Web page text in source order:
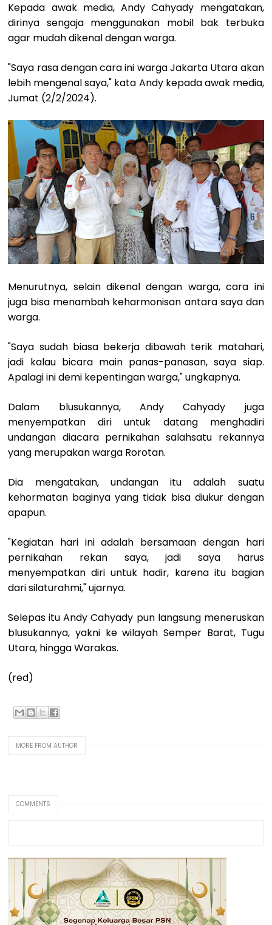
Kepada awak media, Andy Cahyady mengatakan,
dirinya sengaja menggunakan mobil bak terbuka
agar mudah dikenal dengan warga.
"Saya rasa dengan cara ini warga Jakarta Utara akan
lebih mengenal saya," kata Andy kepada awak media,
Jumat (2/2/2024).
Menurutnya, selain dikenal dengan warga, cara ini
juga bisa menambah keharmonisan antara saya dan
warga.
"Saya sudah biasa bekerja dibawah terik matahari,
jadi kalau bicara main panas-panasan, saya siap.
Apalagi ini demi kepentingan warga," ungkapnya.
Dalam blusukannya, Andy Cahyady juga
menyempatkan diri untuk datang menghadiri
undangan diacara pernikahan salahsatu rekannya
yang merupakan warga Rorotan.
Dia mengatakan, undangan itu adalah suatu
kehormatan baginya yang tidak bisa diukur dengan
apapun.
"Kegiatan hari ini adalah bersamaan dengan hari
pernikahan rekan saya, jadi saya harus
menyempatkan diri untuk hadir, karena itu bagian
dari silaturahmi," ujarnya.
Selepas itu Andy Cahyady pun langsung meneruskan
blusukannya, yakni ke wilayah Semper Barat, Tugu
Utara, hingga Warakas.
(red)
MORE FROM AUTHOR
COMMENTS